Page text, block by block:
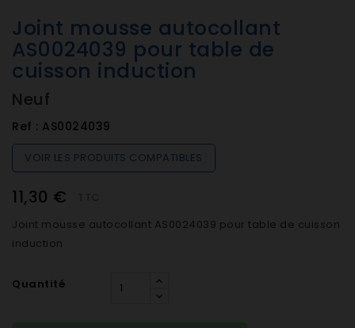
Joint mousse autocollant
AS0024039 pour table de
cuisson induction
Neuf
Ref : AS0024039
VOIR LES PRODUITS COMPATIBLES
11,30 €
Joint mousse autocollant AS0024039 pour table de cuisson
induction
Quantité